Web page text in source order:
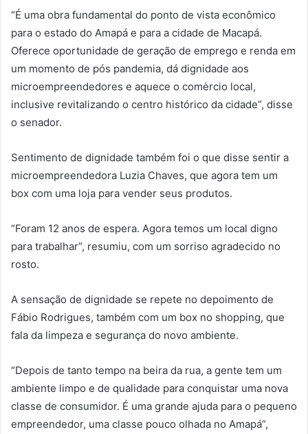
“É uma obra fundamental do ponto de vista econômico
para o estado do Amapá e para a cidade de Macapá.
Oferece oportunidade de geração de emprego e renda em
um momento de pós pandemia, dá dignidade aos
microempreendedores e aquece o comėrcio local,
inclusive revitalizando o centro histórico da cidade”, disse
o senador.
Sentimento de dignidade também foi o que disse sentir a
microempreendedora Luzia Chaves, que agora tem um
box com uma loja para vender seus produtos.
“Foram 12 anos de espera. Agora temos um local digno
para trabalhar”, resumiu, com um sorriso agradecido no
rosto.
A sensação de dignidade se repete no depoimento de
Fábio Rodrigues, também com um box no shopping, que
fala da limpeza e segurança do novo ambiente.
“Depois de tanto tempo na beira da rua, a gente tem um
ambiente limpo e de qualidade para conquistar uma nova
classe de consumidor. É uma grande ajuda para o pequeno
empreendedor, uma classe pouco olhada no Amapá”,